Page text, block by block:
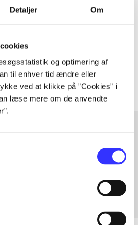
Detaljer Om
og optimering af
til enhver tid ændre eller
ved at klikke på ”Cookies” i
læse mere om de anvendte
om
emner